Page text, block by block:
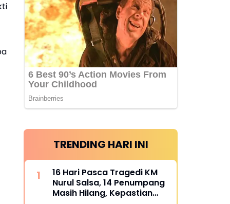
TRENDING HARI INI
16 Hari Pasca Tragedi KM
Nurul Salsa, 14 Penumpang
Masih Hilang, Kepastian